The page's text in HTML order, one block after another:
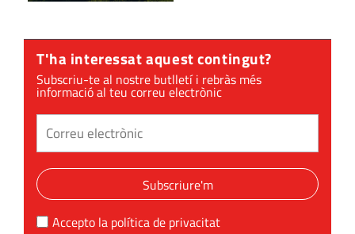
T'ha interessat aquest contingut?
Subscriu-te al nostre butlletí i rebràs més
informació al teu correu electrònic
Subscriure'm
Accepto la política de privacitat